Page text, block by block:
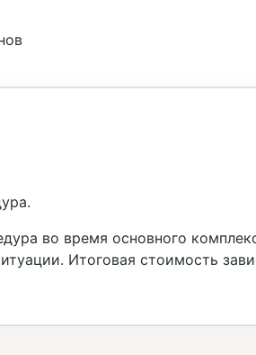
во время основного
Итоговая стоимость